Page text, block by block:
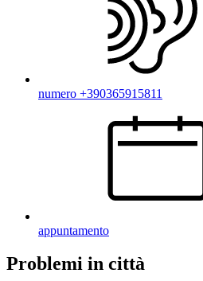
numero +390365915811
appuntamento
Problemi in città